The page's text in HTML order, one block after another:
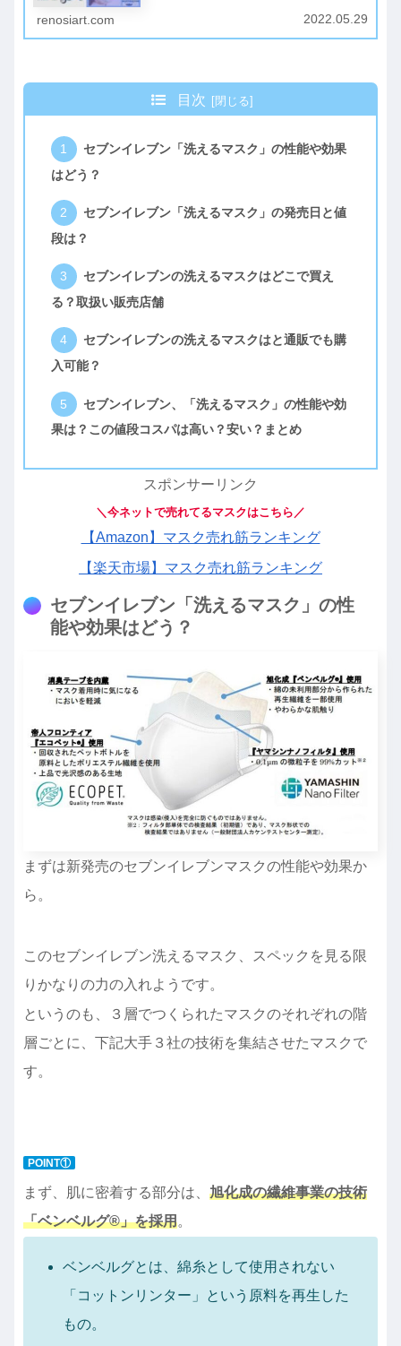
救世主となる便利グッズは、きっとあなたの悩みを解
renosiart.com 2022.05.29
目次
セブンイレブン「洗えるマスク」の性能や効果
はどう？
セブンイレブン「洗えるマスク」の発売日と値
段は？
セブンイレブンの洗えるマスクはどこで買え
る？取扱い販売店舗
セブンイレブンの洗えるマスクはと通販でも購
入可能？
セブンイレブン、「洗えるマスク」の性能や効
果は？この値段コスパは高い？安い？まとめ
スポンサーリンク
＼今ネットで売れてるマスクはこちら／
【Amazon】マスク売れ筋ランキング
【楽天市場】マスク売れ筋ランキング
セブンイレブン「洗えるマスク」の性
能や効果はどう？
まずは新発売のセブンイレブンマスクの性能や効果か
ら。
このセブンイレブン洗えるマスク、スペックを見る限
りかなりの力の入れようです。
というのも、３層でつくられたマスクのそれぞれの階
層ごとに、下記大手３社の技術を集結させたマスクで
す。
POINT①
まず、肌に密着する部分は、 旭化成の繊維事業の技術
「ベンベルグ®」を採用。
ベンベルグとは、綿糸として使用されない
「コットンリンター」という原料を再生した
もの。